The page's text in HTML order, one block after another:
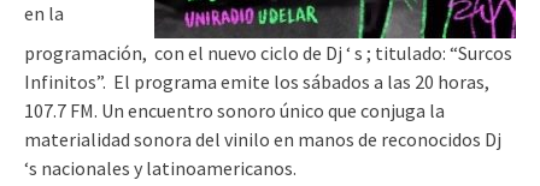
en la
programación, con el nuevo ciclo de Dj ‘ s ; titulado: “Surcos
Infinitos”. El programa emite los sábados a las 20 horas,
107.7 FM. Un encuentro sonoro único que conjuga la
materialidad sonora del vinilo en manos de reconocidos Dj
‘s nacionales y latinoamericanos.